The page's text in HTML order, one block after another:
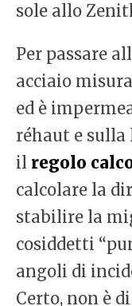
sole allo
Per passare
acciaio misura
ed è
réhaut e
il regolo
calcolare la
stabilire la
cosiddetti
angoli di
Certo, non è